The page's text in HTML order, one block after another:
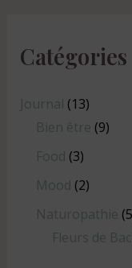
Catégories
Journal (13)
Bien être (9)
Food (3)
Mood (2)
Naturopathie
Fleurs de